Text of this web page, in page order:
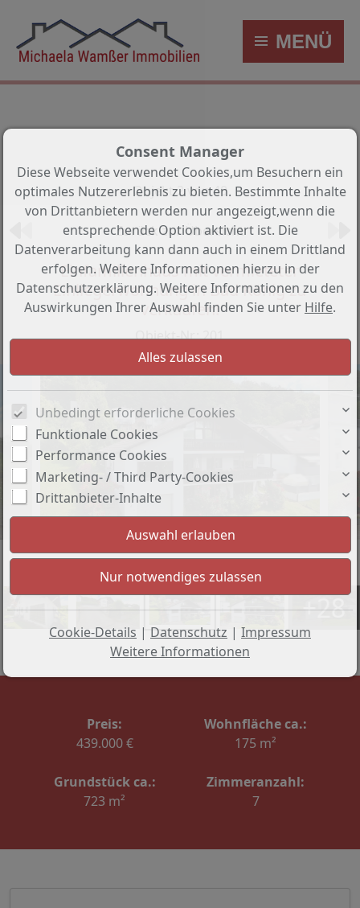
MENÜ
Objekt 2 von 40
Zurück zur Übersicht
Einfamilienhaus mit vermieteter
Einliegerwohnung in Bad König zu
verkaufen!
Objekt-Nr.: 201
+28
Preis:
439.000 €
Wohnfläche ca.:
175 m²
Grundstück ca.:
723 m²
Zimmeranzahl:
7
Consent Manager
Diese Webseite verwendet Cookies,um Besuchern ein
optimales Nutzererlebnis zu bieten. Bestimmte Inhalte
von Drittanbietern werden nur angezeigt,wenn die
entsprechende Option aktiviert ist. Die
Datenverarbeitung kann dann auch in einem Drittland
erfolgen. Weitere Informationen hierzu in der
Datenschutzerklärung. Weitere Informationen zu den
Auswirkungen Ihrer Auswahl finden Sie unter Hilfe.
Unbedingt erforderliche Cookies
Funktionale Cookies
Performance Cookies
Marketing- / Third Party-Cookies
Drittanbieter-Inhalte
Cookie-Details | Datenschutz | Impressum
Weitere Informationen